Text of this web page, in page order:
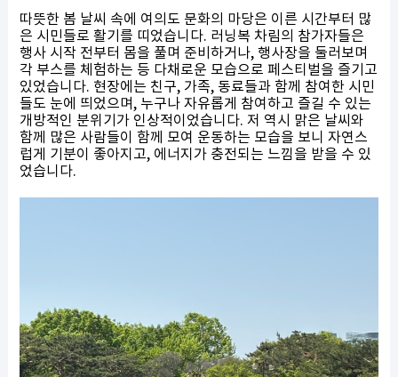
따뜻한 봄 날씨 속에 여의도 문화의 마당은 이른 시간부터 많
은 시민들로 활기를 띠었습니다. 러닝복 차림의 참가자들은
행사 시작 전부터 몸을 풀며 준비하거나, 행사장을 둘러보며
각 부스를 체험하는 등 다채로운 모습으로 페스티벌을 즐기고
있었습니다. 현장에는 친구, 가족, 동료들과 함께 참여한 시민
들도 눈에 띄었으며, 누구나 자유롭게 참여하고 즐길 수 있는
개방적인 분위기가 인상적이었습니다. 저 역시 맑은 날씨와
함께 많은 사람들이 함께 모여 운동하는 모습을 보니 자연스
럽게 기분이 좋아지고, 에너지가 충전되는 느낌을 받을 수 있
었습니다.